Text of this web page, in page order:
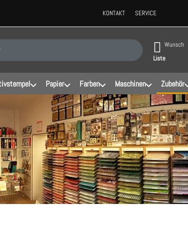
KONTAKT SERVICE
ein. Während Sie tippen, erscheinen automatisch ersteWunsch
Liste
Papier Farben Maschinen Zubehör